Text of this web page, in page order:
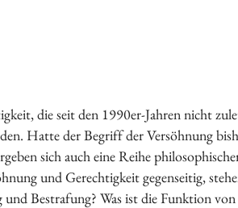
die seit den 1990er-Jahren nicht
Hatte der Begriff der Versöhnung
sich auch eine Reihe
und Gerechtigkeit gegenseitig,
Bestrafung? Was ist die Funktion